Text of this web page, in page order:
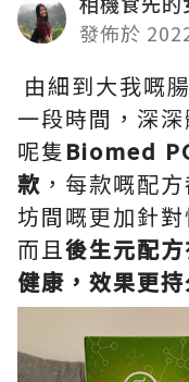
發佈於
由細到大我嘅
一段時間，深
呢隻Biomed
款 ，每款嘅配
坊間嘅更加針對
而且後生元配
健康，效果更持